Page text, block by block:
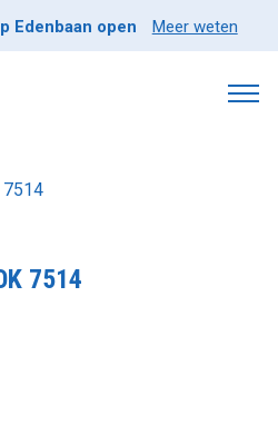
Edenbaan open Meer weten
7514
7514